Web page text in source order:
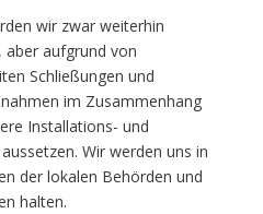
wir zwar weiterhin
aufgrund von
Schließungen und
im Zusammenhang
Installations- und
Wir werden uns in
der lokalen Behörden und
halten.